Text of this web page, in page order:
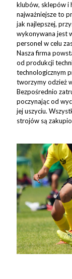
klubów, sklepów i
najważniejsze to
jak najlepszej,
wykonywana jest
personel w celu
Nasza firma
od produkcji
technologicznym
tworzymy odzież
Bezpośrednio
poczynając od
jej uszyciu.
strojów są